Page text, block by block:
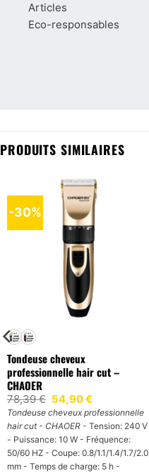
Articles
Eco-responsables
PRODUITS SIMILAIRES
-30%
Tondeuse cheveux
professionnelle hair cut –
CHAOER
78,39€ Le
prix
initial
était :
78,39 €.
54,90€Le
prix
actuel
est :
54,90 €.
Tondeuse cheveux professionnelle
hair cut - CHAOER- Tension: 240 V
- Puissance: 10 W - Fréquence:
50/60 HZ - Coupe: 0.8/1.1/1.4/1.7/2.0
mm - Temps de charge: 5 h -